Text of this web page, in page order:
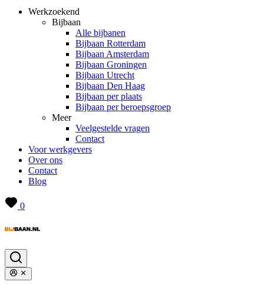
Werkzoekend
Bijbaan
Alle bijbanen
Bijbaan Rotterdam
Bijbaan Amsterdam
Bijbaan Groningen
Bijbaan Utrecht
Bijbaan Den Haag
Bijbaan per plaats
Bijbaan per beroepsgroep
Meer
Veelgestelde vragen
Contact
Voor werkgevers
Over ons
Contact
Blog
0